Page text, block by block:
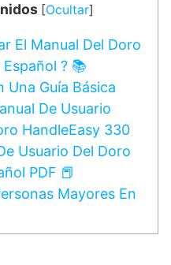
[Ocultar]
El Manual Del Doro
? 📚
Una Guía Básica
De Usuario
HandleEasy 330
Usuario Del Doro
PDF 📕
Mayores En